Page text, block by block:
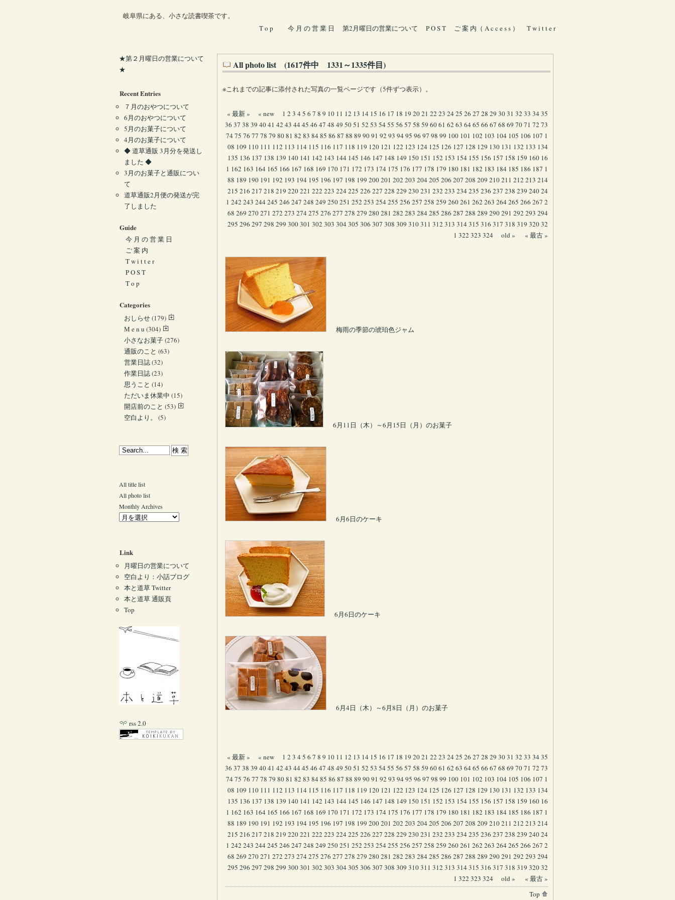
岐阜県にある、小さな読書喫茶です。
T o p
今 月 の 営 業 日 第2月曜日の営業について P O S T ご 案 内（ A c c e s s ） T w i t t e r
All photo list (1617件中 1331～1335件目)
※これまでの記事に添付された写真の一覧ページです（5件ずつ表示）。
« 最新 » « new 1 2 3 4 5 6 7 8 9 10 11 12 13 14 15 16 17 18 19 2021 22 23 24 25 26 27 28 29 3031 32 33 34 35
36 37 38 39 4041 42 43 44 45 46 47 48 49 5051 52 53 54 55 56 57 58 59 6061 62 63 64 65 66 67 68 69 7071 72 73
74 75 76 77 78 79 8081 82 83 84 85 86 87 88 89 9091 92 93 94 95 96 97 98 99 100 101 102 103 104 105 106 107 1
08 109 110 111 112 113 114 115 116 117 118 119 120 121 122 123 124 125 126 127 128 129 130 131 132 133 134
135 136 137 138 139 140 141 142 143 144 145 146 147 148 149 150 151 152 153 154 155 156 157 158 159 160 16
1 162 163 164 165 166 167 168 169 170 171 172 173 174 175 176 177 178 179 180 181 182 183 184 185 186 187 1
88 189 190 191 192 193 194 195 196 197 198 199 200201 202 203 204 205 206 207 208 209 210211 212 213 214
215 216 217 218 219 220221 222 223 224 225 226 227 228 229 230231 232 233 234 235 236 237 238 239 24024
1 242 243 244 245 246 247 248 249 250251 252 253 254 255 256 257 258 259 260261 262 263 264 265 266 267 2
68 269 270271 272 273 274 275 276 277 278 279 280281 282 283 284 285 286 287 288 289 290291 292 293 294
295 296 297 298 299 300301 302 303 304 305 306 307 308 309 310311 312 313 314 315 316 317 318 319 32032
1 322 323 324 old » « 最古 »
梅雨の季節の琥珀色ジャム
6月11日（木）～6月15日（月）のお菓子
6月6日のケーキ
6月6日のケーキ
6月4日（木）～6月8日（月）のお菓子
« 最新 » « new 1 2 3 4 5 6 7 8 9 10 11 12 13 14 15 16 17 18 19 2021 22 23 24 25 26 27 28 29 3031 32 33 34 35
36 37 38 39 4041 42 43 44 45 46 47 48 49 5051 52 53 54 55 56 57 58 59 6061 62 63 64 65 66 67 68 69 7071 72 73
74 75 76 77 78 79 8081 82 83 84 85 86 87 88 89 9091 92 93 94 95 96 97 98 99 100 101 102 103 104 105 106 107 1
08 109 110 111 112 113 114 115 116 117 118 119 120 121 122 123 124 125 126 127 128 129 130 131 132 133 134
135 136 137 138 139 140 141 142 143 144 145 146 147 148 149 150 151 152 153 154 155 156 157 158 159 160 16
1 162 163 164 165 166 167 168 169 170 171 172 173 174 175 176 177 178 179 180 181 182 183 184 185 186 187 1
88 189 190 191 192 193 194 195 196 197 198 199 200201 202 203 204 205 206 207 208 209 210211 212 213 214
215 216 217 218 219 220221 222 223 224 225 226 227 228 229 230231 232 233 234 235 236 237 238 239 24024
1 242 243 244 245 246 247 248 249 250251 252 253 254 255 256 257 258 259 260261 262 263 264 265 266 267 2
68 269 270271 272 273 274 275 276 277 278 279 280281 282 283 284 285 286 287 288 289 290291 292 293 294
295 296 297 298 299 300301 302 303 304 305 306 307 308 309 310311 312 313 314 315 316 317 318 319 32032
1 322 323 324 old »
« 最古 »
Top
★第２月曜日の営業について
★
Recent Entries
７月のおやつについて
6月のおやつについて
5月のお菓子について
4月のお菓子について
◆ 道草通販 3月分を発送し
ました ◆
3月のお菓子と通販につい
て
道草通販2月便の発送が完
了しました
Guide
今 月 の 営 業 日
ご 案 内
T w i t t e r
P O S T
T o p
Categories
おしらせ(179)
M e n u (304)
小さなお菓子(276)
通販のこと (63)
営業日誌(32)
作業日誌(23)
思うこと (14)
ただいま休業中 (15)
開店前のこと (53)
空白より。
(5)
All title list
All photo list
Monthly Archives
Link
月曜日の営業について
空白より：小話ブログ
本と道草 Twitter
本と道草 通販頁
Top
rss 2.0